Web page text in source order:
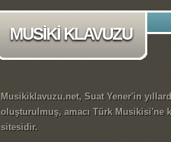
MUSİKİ KLAVUZU
Musikiklavuzu.net, Suat Yener'in
oluşturulmuş, amacı Türk Musikisi'ne
sitesidir.